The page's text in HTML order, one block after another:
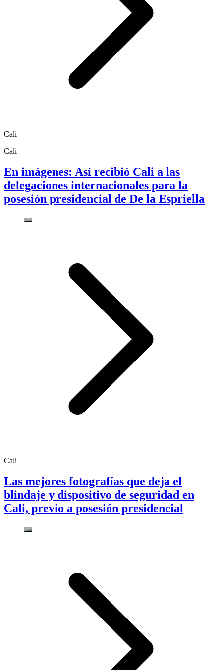
Cali
Cali
En imágenes: Así recibió Cali a las
delegaciones internacionales para la
posesión presidencial de De la Espriella
Cali
Las mejores fotografías que deja el
blindaje y dispositivo de seguridad en
Cali, previo a posesión presidencial